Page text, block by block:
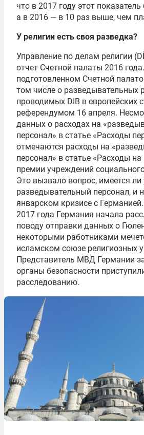
что в 2017 году этот
а в 2016 — в 10 раз выше, чем
У религии есть своя разведка?
Управление по делам религии
отчет Счетной палаты 2016
подготовленном Счетной
том числе о разведывательных
проводимых DIB в европейских
референдумом 16 апреля.
данных о расходах на
персонал» в статье «Расходы
отмечаются расходы на
персонал» в статье «Расходы
премии учреждений
Это вызвало вопрос, имеется ли
разведывательный персонал, и
январском кризисе с
2017 года Германия начала
поводу отправки данных о
некоторыми работниками
исламском союзе религиозных
Представитель МВД Германии
органы безопасности
расследованию.